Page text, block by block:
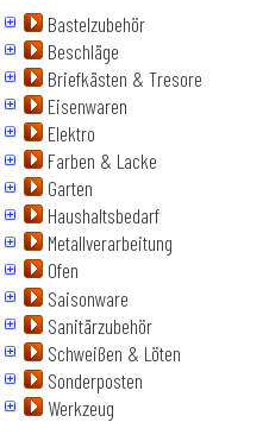
Bastelzubehör
Beschläge
Briefkästen & Tresore
Eisenwaren
Elektro
Farben & Lacke
Garten
Haushaltsbedarf
Metallverarbeitung
Ofen
Saisonware
Sanitärzubehör
Schweißen & Löten
Sonderposten
Werkzeug